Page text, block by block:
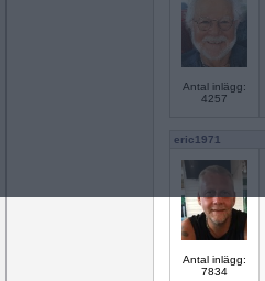
Antal inlägg:
4257
eric1971
Antal inlägg:
7834